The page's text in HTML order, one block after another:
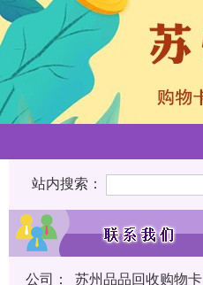
站内搜索：
公司：
苏州品品回收购物卡